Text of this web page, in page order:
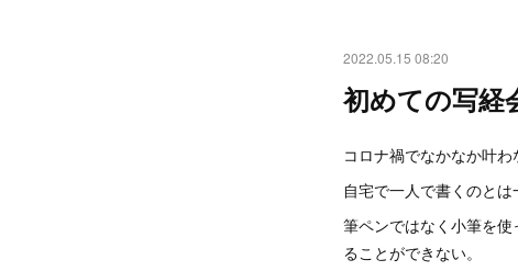
2022.05.15 08:20
初めての写経
コロナ禍でなかなか叶わ
自宅で一人で書くのとは
筆ペンではなく小筆を
ることができない。